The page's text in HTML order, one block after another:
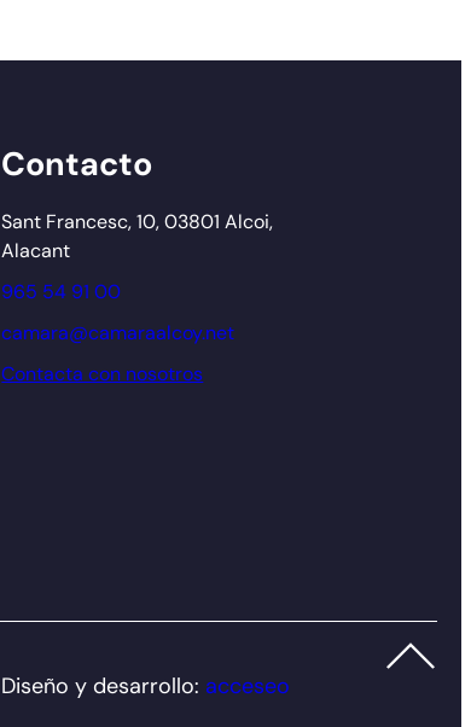
Contacto
Sant Francesc, 10, 03801 Alcoi,
Alacant
965 54 91 00
camara@camaraalcoy.net
Contacta con nosotros
Diseño y desarrollo: acceseo